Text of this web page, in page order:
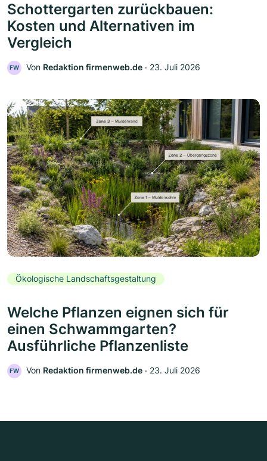
Schottergarten zurückbauen:
Kosten und Alternativen im
Vergleich
FW Von Redaktion firmenweb.de ‧ 23. Juli 2026
Ökologische Landschaftsgestaltung
Welche Pflanzen eignen sich für
einen Schwammgarten?
Ausführliche Pflanzenliste
FW Von Redaktion firmenweb.de ‧ 23. Juli 2026